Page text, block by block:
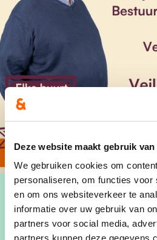
Deze website maakt gebruik
We gebruiken cookies om
personaliseren, om functies voor
en om ons websiteverkeer te
informatie over uw gebruik van
partners voor social media,
partners kunnen deze gegevens